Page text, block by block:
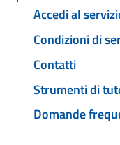
Accedi al
Condizioni di
Contatti
Strumenti di
Domande